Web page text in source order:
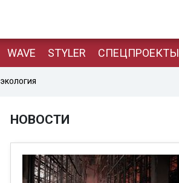
WAVE STYLER СПЕЦПРОЕКТЫ
ЭКОЛОГИЯ
НОВОСТИ